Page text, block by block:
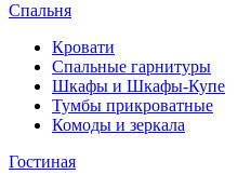
Спальня
Кровати
Спальные гарнитуры
Шкафы и Шкафы-Купе
Тумбы прикроватные
Комоды и зеркала
Гостиная